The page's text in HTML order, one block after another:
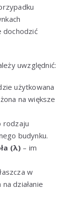
dochodzić
uwzględnić:
użytkowana
na większe
rodzaju
budynku.
(λ) – im
w
działanie